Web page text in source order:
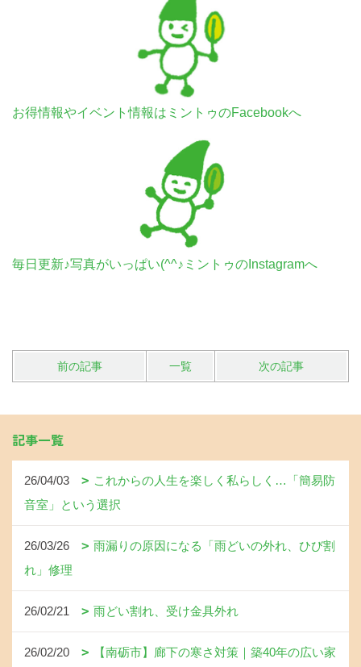
お得情報やイベント情報はミントゥのFacebookへ
毎日更新♪写真がいっぱい(^^♪ミントゥのInstagramへ
前の記事 一覧 次の記事
記事一覧
26/04/03
これからの人生を楽しく私らしく…「簡易防
音室」という選択
26/03/26
雨漏りの原因になる「雨どいの外れ、ひび割
れ」修理
26/02/21 雨どい割れ、受け金具外れ
26/02/20
【南砺市】廊下の寒さ対策｜築40年の広い家